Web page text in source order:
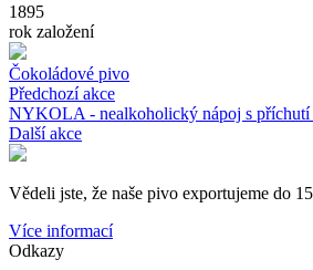
1895
rok založení
Čokoládové pivo
Předchozí akce
NYKOLA - nealkoholický nápoj s příchutí
Další akce
Vědeli jste, že naše pivo exportujeme do
Více informací
Odkazy